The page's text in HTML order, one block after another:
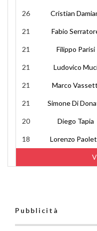
26 Cristian
21 Fabio
21 Filippo Parisi
21 Ludovico
21 Marco
21 Simone Di
20 Diego Tapia
18 Lorenzo
Pubblicità